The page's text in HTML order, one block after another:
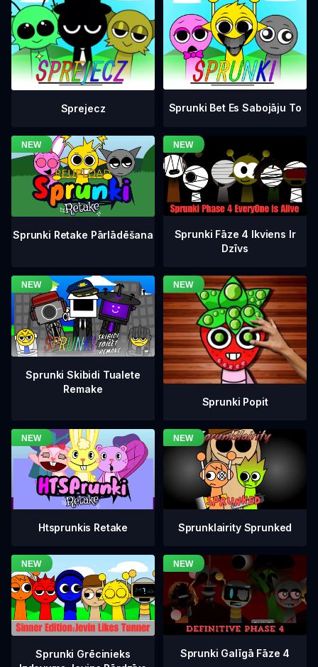
Sprejecz Sprunki Bet Es Sabojāju To
Sprunki Retake Pārlādēšana
Sprunki Fāze 4 Ikviens Ir
Dzīvs
Sprunki Skibidi Tualete
Remake
Sprunki Popit
Htsprunkis Retake Sprunklairity Sprunked
Sprunki Grēcinieks
Sprunki Galīgā Fāze 4